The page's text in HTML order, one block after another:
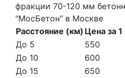
фракции 70-120 мм
"МосБетон" в Москве
Расстояние (км) Цена за
До 5
550
До 10
600
До 15
650